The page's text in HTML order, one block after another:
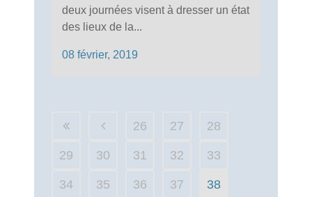
deux journées visent à dresser un état
des lieux de la...
08 février, 2019
26 27 28
29 30 31 32 33
34 35 36 37 38